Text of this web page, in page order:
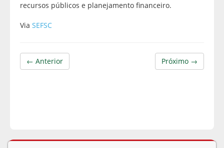
recursos públicos e planejamento financeiro.
Via SEFSC
Próximo →
← Anterior